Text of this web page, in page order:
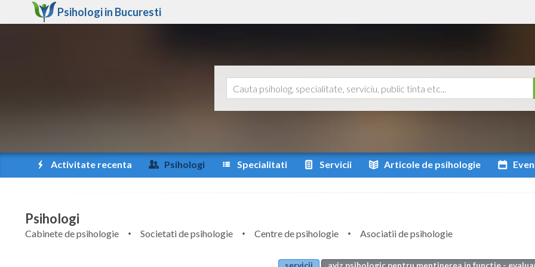
Psihologi in Bucuresti
Activitate recenta Psihologi Specialitati Servicii Articole de psihologie
Psihologi
Cabinete de psihologie Societati de psihologie Centre de psihologie
Asociatii de psihologie
servicii
aviz psihologic pentru mentinerea in functie -